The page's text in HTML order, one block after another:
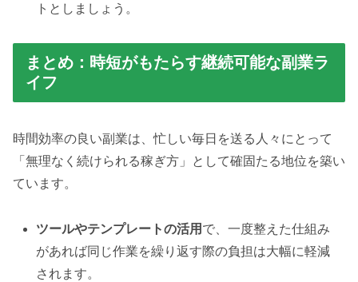
トとしましょう。
まとめ：時短がもたらす継続可能な副業ラ
イフ
時間効率の良い副業は、忙しい毎日を送る人々にとって
「無理なく続けられる稼ぎ方」として確固たる地位を築い
ています。
ツールやテンプレートの活用 で、一度整えた仕組み
があれば同じ作業を繰り返す際の負担は大幅に軽減
されます。